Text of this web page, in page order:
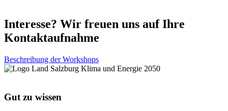
Interesse? Wir freuen uns auf Ihre
Kontaktaufnahme
Beschreibung der Workshops
Gut zu wissen